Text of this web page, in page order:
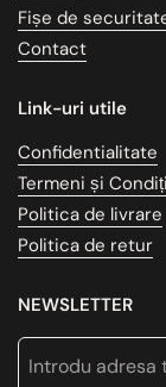
Fișe de
Contact
Link-uri utile
Confidentialitate
Termeni și
Politica de livrare
Politica de retur
NEWSLETTER